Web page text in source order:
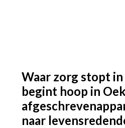
Waar zorg stopt
begint hoop in
naar